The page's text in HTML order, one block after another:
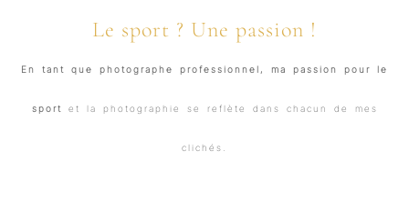
Le sport ? Une passion !
En tant que photographe professionnel, ma passion pour le
sport et la photographie se reflète dans chacun de mes
clichés.